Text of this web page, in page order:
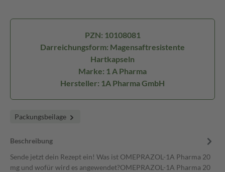
PZN: 10108081
Darreichungsform: Magensaftresistente
Hartkapseln
Marke: 1 A Pharma
Hersteller: 1A Pharma GmbH
Packungsbeilage
Beschreibung
Sende jetzt dein Rezept ein! Was ist OMEPRAZOL-1A Pharma 20
mg und wofür wird es angewendet?OMEPRAZOL-1A Pharma 20